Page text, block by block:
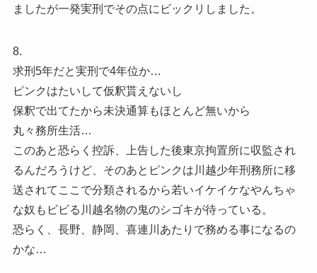
ましたが一発実刑でその点にビックリしました。
8.
求刑5年だと実刑で4年位か…
ピンクはたいして仮釈貰えないし
保釈で出てたから未決通算もほとんど無いから
丸々務所生活…
このあと恐らく控訴、上告した後東京拘置所に収監され
るんだろうけど、そのあとピンクは川越少年刑務所に移
送されてここで分類されるから若いイケイケなやんちゃ
な奴もビビる川越名物の鬼のシゴキが待っている。
恐らく、長野、静岡、喜連川あたりで務める事になるの
かな…